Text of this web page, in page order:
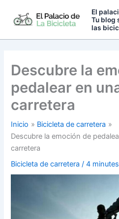
El
Tu blog
las
Descubre la
pedalear en
carretera
Inicio
Bicicleta de carretera
Descubre la emoción de
carretera
Bicicleta de carretera /4